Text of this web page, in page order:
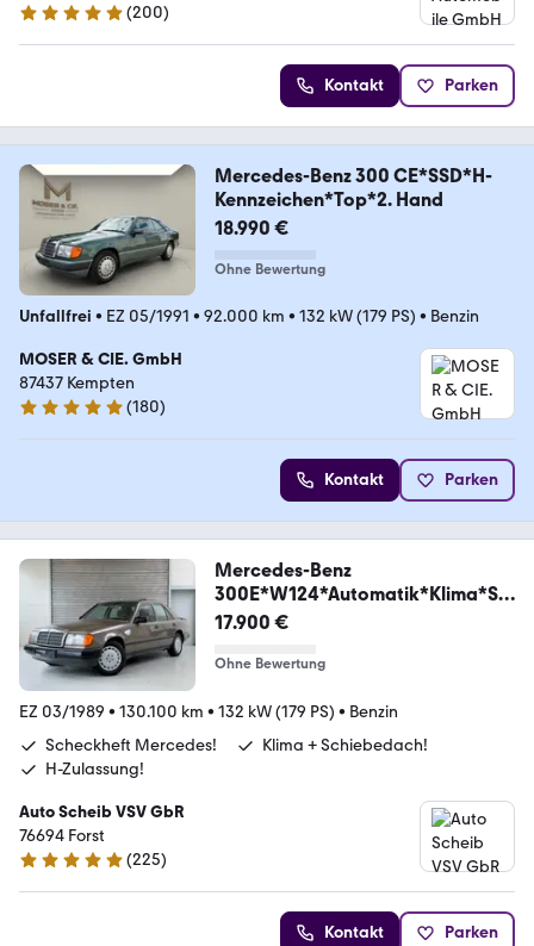
4.8 Sterne
(200)
Kontakt Parken
Mercedes-Benz 300 CE*SSD*H-
Kennzeichen*Top*2. Hand
18.990 €
Ohne Bewertung
Unfallfrei • EZ 05/1991 • 92.000 km • 132 kW (179 PS) • Benzin
MOSER & CIE. GmbH
87437 Kempten
5 Sterne
(180)
Kontakt Parken
Mercedes-Benz
300E*W124*Automatik*Klima*Sc
hiebedach*
17.900 €
Ohne Bewertung
EZ 03/1989 • 130.100 km • 132 kW (179 PS) • Benzin
Scheckheft Mercedes!
Klima + Schiebedach!
H-Zulassung!
Auto Scheib VSV GbR
76694 Forst
5 Sterne
(225)
Kontakt Parken